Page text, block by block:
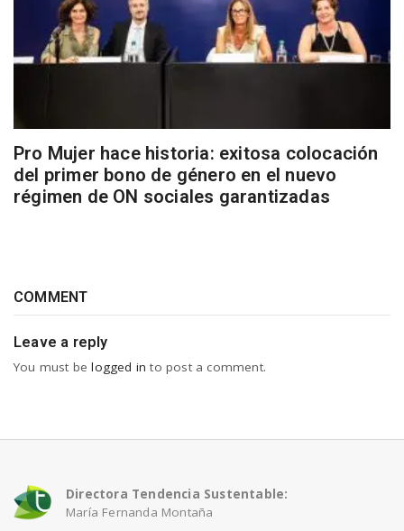
Pro Mujer hace historia: exitosa colocación
del primer bono de género en el nuevo
régimen de ON sociales garantizadas
COMMENT
Leave a reply
You must belogged in to post a comment.
Directora Tendencia Sustentable:
María Fernanda Montaña